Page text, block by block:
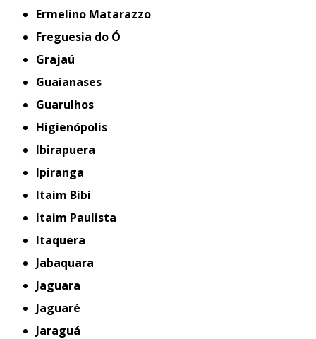
Ermelino Matarazzo
Freguesia do Ó
Grajaú
Guaianases
Guarulhos
Higienópolis
Ibirapuera
Ipiranga
Itaim Bibi
Itaim Paulista
Itaquera
Jabaquara
Jaguara
Jaguaré
Jaraguá